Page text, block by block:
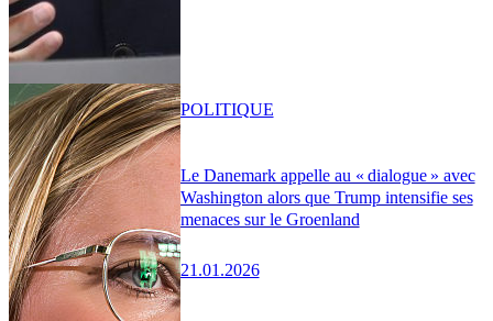
Le Danemark appelle au « dialogue » avec
Washington alors que Trump intensifie ses
menaces sur le Groenland
21.01.2026
POLITIQUE